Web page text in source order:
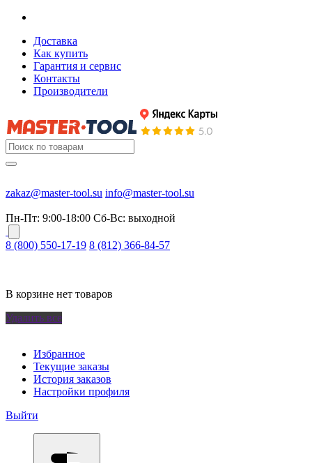
Доставка
Как купить
Гарантия и сервис
Контакты
Производители
zakaz@master-tool.su info@master-tool.su
Пн-Пт: 9:00-18:00 Cб-Вс: выходной
8 (800) 550-17-19 8 (812) 366-84-57
В корзине нет товаров
Удалить все
Избранное
Текущие заказы
История заказов
Настройки профиля
Выйти